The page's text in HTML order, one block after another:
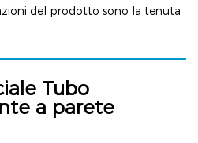
del prodotto sono la tenuta
Tubo
a parete